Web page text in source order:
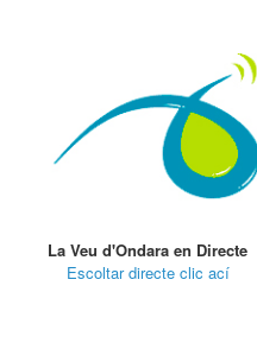
La Veu d'Ondara en Directe
Escoltar directe clic ací